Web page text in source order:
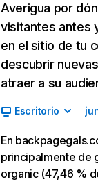
Averigua por
visitantes antes
en el sitio de tu
descubrir
atraer a su
Escritorio
En
principalmente de
organic (47,46 %